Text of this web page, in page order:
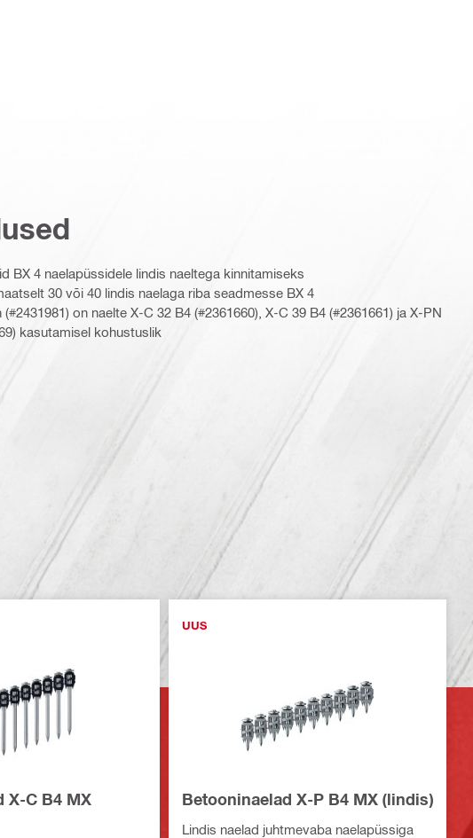
BX 4 naelapüssidele lindis naeltega kinnitamiseks
30 või 40 lindis naelaga riba seadmesse BX 4
on naelte X-C 32 B4 (#2361660), X-C 39 B4 (#2361661) ja X-PN
kasutamisel kohustuslik
X-C B4 MX
UUS
Betooninaelad X-P B4 MX (lindis)
Lindis naelad juhtmevaba naelapüssiga